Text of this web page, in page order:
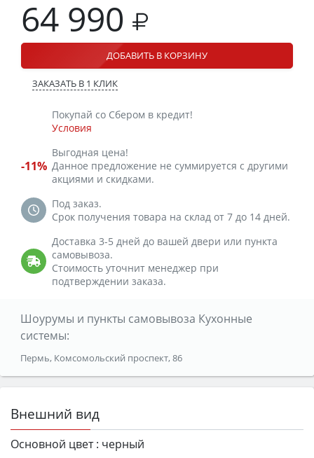
64 990
ДОБАВИТЬ В КОРЗИНУ
ЗАКАЗАТЬ В 1 КЛИК
Покупай со Сбером в кредит!
Условия
-11%
Выгодная цена!
Данное предложение не суммируется с другими
акциями и скидками.
Под заказ.
Срок получения товара на склад от 7 до 14 дней.
Доставка 3-5 дней до вашей двери или пункта
самовывоза.
Стоимость уточнит менеджер при
подтверждении заказа.
Шоурумы и пункты самовывоза Кухонные
системы:
Пермь, Комсомольский проспект, 86
Внешний вид
Основной цвет : черный